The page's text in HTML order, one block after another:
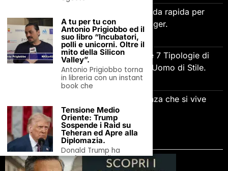
Adaptive Leadership e AI: guida rapida per
imprenditori e manager.
7 Agosto 2026
L’Arte delle Scarpe Eleganti: Le 7 Tipologie di
Calzature Indispensabili per l’Uomo di Stile.
7 Agosto 2026
Lignano Sabbiadoro, la vacanza che si vive
dall’acqua.
6 Agosto 2026
SCOPRI LA DIRECTORY
A tu per tu con
Antonio Prigiobbo ed il
suo libro “Incubatori,
polli e unicorni. Oltre il
mito della Silicon
Valley”.
Antonio Prigiobbo torna
in libreria con un instant
book che
Tensione Medio
Oriente: Trump
Sospende i Raid su
Teheran ed Apre alla
Diplomazia.
Donald Trump ha
confermato di aver
annullato un imminente